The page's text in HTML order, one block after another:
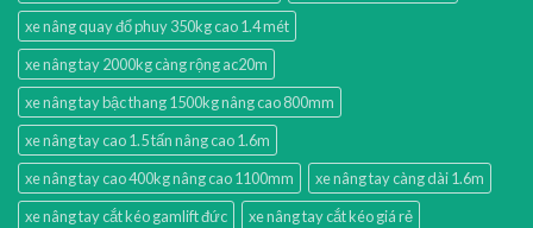
xe nâng quay đổ phuy 350kg cao 1.4 mét
xe nâng tay 2000kg càng rộng ac20m
xe nâng tay bậc thang 1500kg nâng cao 800mm
xe nâng tay cao 1.5 tấn nâng cao 1.6m
xe nâng tay cao 400kg nâng cao 1100mm
xe nâng tay càng dài 1.6m
xe nâng tay cắt kéo gamlift đức
xe nâng tay cắt kéo giá rẻ